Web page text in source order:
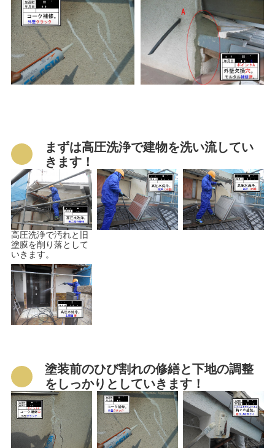
まずは高圧洗浄で建物を洗い流してい
きます！
高圧洗浄で汚れと旧
塗膜を削り落として
いきます。
塗装前のひび割れの修繕と下地の調整
をしっかりとしていきます！